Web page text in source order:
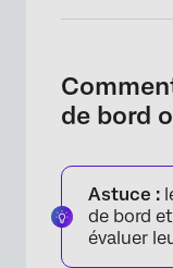
de bord
Astuce :
de bord
évaluer